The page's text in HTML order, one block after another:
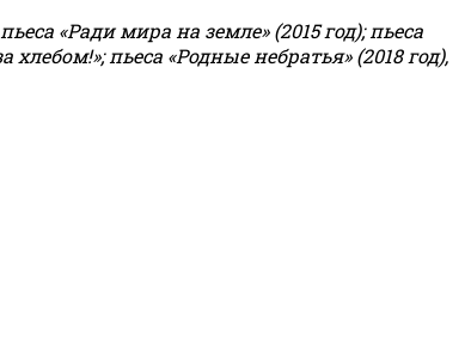
«Ради мира на земле» (2015 год); пьеса
хлебом!»;пьеса «Родные небратья» (2018 год),